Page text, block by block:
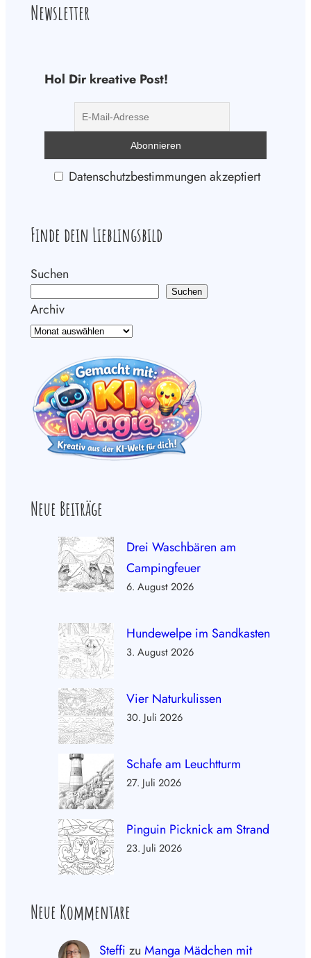
Newsletter
Hol Dir kreative Post!
Datenschutzbestimmungen akzeptiert
Finde dein Lieblingsbild
Suchen
Suchen
Archiv
Neue Beiträge
Drei Waschbären am
Campingfeuer
6. August 2026
Hundewelpe im Sandkasten
3. August 2026
Vier Naturkulissen
30. Juli 2026
Schafe am Leuchtturm
27. Juli 2026
Pinguin Picknick am Strand
23. Juli 2026
Neue Kommentare
Steffi zu Manga Mädchen mit